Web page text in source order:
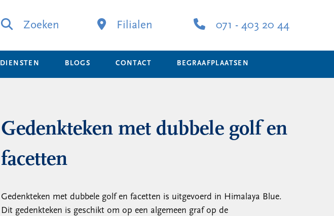
Zoeken Filialen 071 - 403 20 44
DIENSTEN BLOGS CONTACT BEGRAAFPLAATSEN
Gedenkteken met dubbele golf en
facetten
Gedenkteken met dubbele golf en facetten is uitgevoerd in Himalaya Blue.
Dit gedenkteken is geschikt om op een algemeen graf op de